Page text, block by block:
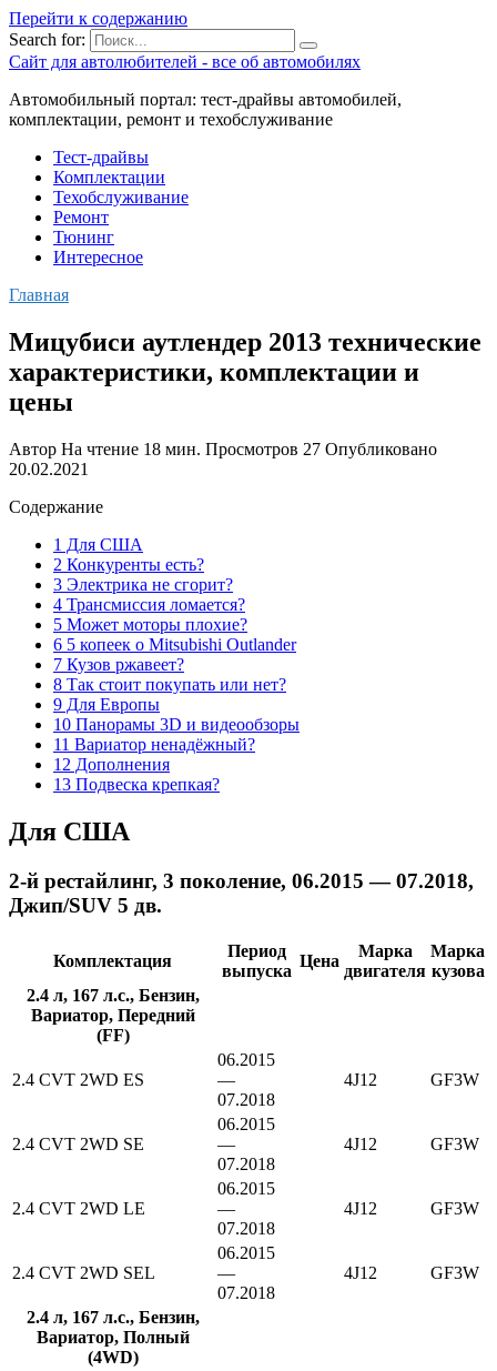
Перейти к содержанию
Search for:
Сайт для автолюбителей - все об автомобилях
Автомобильный портал: тест-драйвы автомобилей,
комплектации, ремонт и техобслуживание
Тест-драйвы
Комплектации
Техобслуживание
Ремонт
Тюнинг
Интересное
Главная
Мицубиси аутлендер 2013 технические
характеристики, комплектации и
цены
Автор На чтение 18 мин. Просмотров 27 Опубликовано
20.02.2021
Содержание
1 Для США
2 Конкуренты есть?
3 Электрика не сгорит?
4 Трансмиссия ломается?
5 Может моторы плохие?
6 5 копеек о Mitsubishi Outlander
7 Кузов ржавеет?
8 Так стоит покупать или нет?
9 Для Европы
10 Панорамы 3D и видеообзоры
11 Вариатор ненадёжный?
12 Дополнения
13 Подвеска крепкая?
Для США
2-й рестайлинг, 3 поколение, 06.2015 — 07.2018,
Джип/SUV 5 дв.
Комплектация
Период
выпуска
Цена
Марка
двигателя
Марка
кузова
2.4 л, 167 л.с., Бензин,
Вариатор, Передний
(FF)
2.4 CVT 2WD ES
06.2015
—
07.2018
4J12 GF3W
2.4 CVT 2WD SE
06.2015
—
07.2018
4J12 GF3W
2.4 CVT 2WD LE
06.2015
—
07.2018
4J12 GF3W
2.4 CVT 2WD SEL
06.2015
—
07.2018
4J12 GF3W
2.4 л, 167 л.с., Бензин,
Вариатор, Полный
(4WD)